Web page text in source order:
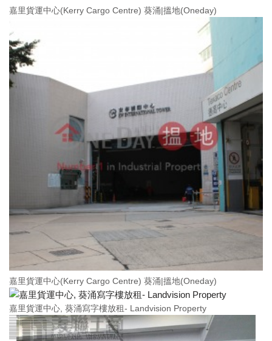
嘉里貨運中心(Kerry Cargo Centre) 葵涌|搵地(Oneday)
嘉里貨運中心(Kerry Cargo Centre) 葵涌|搵地(Oneday)
嘉里貨運中心, 葵涌寫字樓放租- Landvision Property